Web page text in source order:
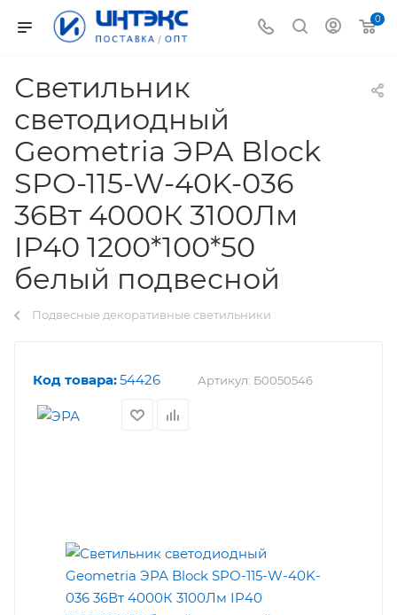
0
Светильник
светодиодный
Geometria ЭРА Block
SPO-115-W-40K-036
36Вт 4000К 3100Лм
IP40 1200*100*50
белый подвесной
Подвесные декоративные светильники
Код товара:54426 Артикул: Б0050546